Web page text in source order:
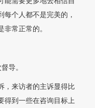
个人都不是完美的，
常正常的。
导。
，来访者的主诉显得比
得到一些在咨询目标上